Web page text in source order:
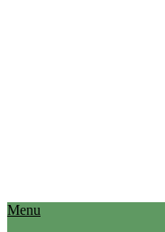
Menu